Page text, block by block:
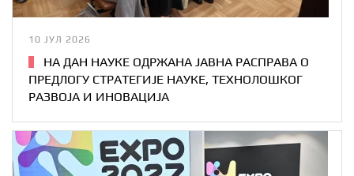
10 ЈУЛ 2026
НА ДАН НАУКЕ ОДРЖАНА ЈАВНА РАСПРАВА О
ПРЕДЛОГУ СТРАТЕГИЈЕ НАУКЕ, ТЕХНОЛОШКОГ
РАЗВОЈА И ИНОВАЦИЈА